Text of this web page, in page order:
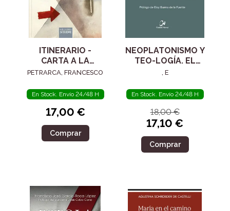
ITINERARIO -
CARTA A LA
POSTERIDAD
PETRARCA, FRANCESCO
En Stock. Envío 24/48 H
17,00 €
Comprar
NEOPLATONISMO Y
TEO-LOGÍA. EL
SIGLO IV
, E
En Stock. Envío 24/48 H
18,00 €
17,10 €
Comprar